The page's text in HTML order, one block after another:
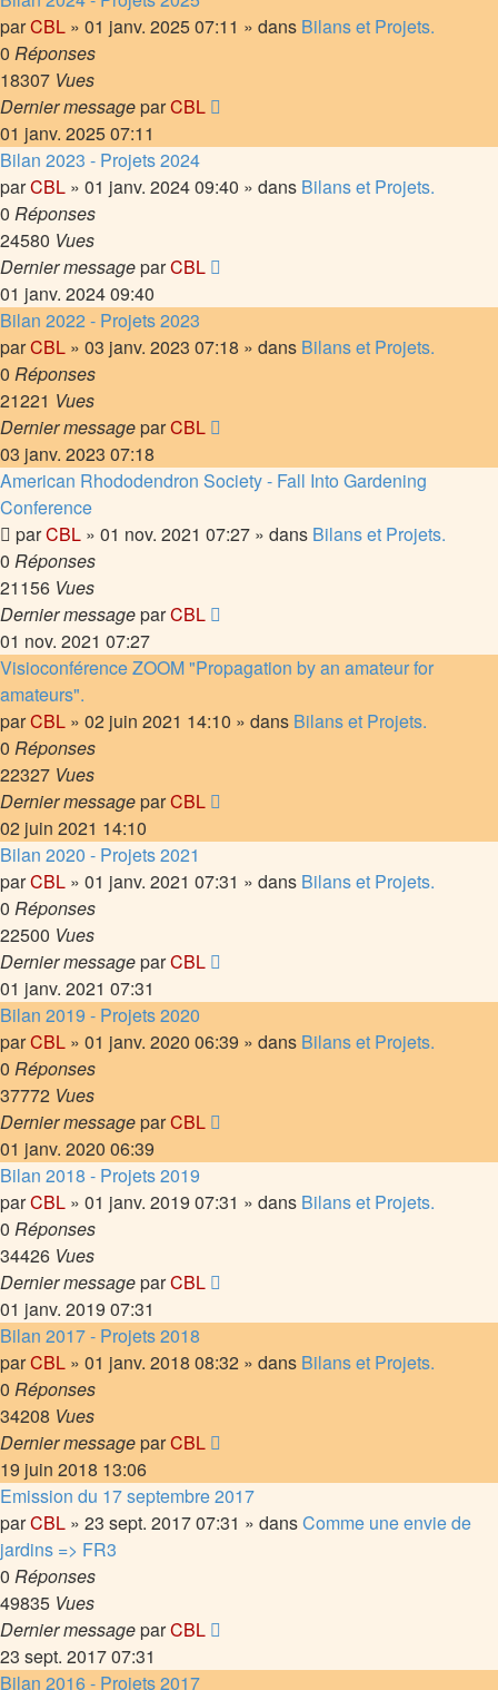
parCBL » 01 janv. 2025 07:11 » dans Bilans et Projets.
0 Réponses
18307 Vues
Dernier messageparCBL
01 janv. 2025 07:11
Bilan 2023 - Projets 2024
parCBL » 01 janv. 2024 09:40 » dans Bilans et Projets.
0 Réponses
24580 Vues
Dernier messageparCBL
01 janv. 2024 09:40
Bilan 2022 - Projets 2023
parCBL » 03 janv. 2023 07:18 » dans Bilans et Projets.
0 Réponses
21221 Vues
Dernier messageparCBL
03 janv. 2023 07:18
American Rhododendron Society - Fall Into Gardening
Conference
parCBL » 01 nov. 2021 07:27 » dans Bilans et Projets.
0 Réponses
21156 Vues
Dernier messageparCBL
01 nov. 2021 07:27
Visioconférence ZOOM "Propagation by an amateur for
amateurs".
parCBL » 02 juin 2021 14:10 » dans Bilans et Projets.
0 Réponses
22327 Vues
Dernier messageparCBL
02 juin 2021 14:10
Bilan 2020 - Projets 2021
parCBL » 01 janv. 2021 07:31 » dans Bilans et Projets.
0 Réponses
22500 Vues
Dernier messageparCBL
01 janv. 2021 07:31
Bilan 2019 - Projets 2020
parCBL » 01 janv. 2020 06:39 » dans Bilans et Projets.
0 Réponses
37772 Vues
Dernier messageparCBL
01 janv. 2020 06:39
Bilan 2018 - Projets 2019
parCBL » 01 janv. 2019 07:31 » dans Bilans et Projets.
0 Réponses
34426 Vues
Dernier messageparCBL
01 janv. 2019 07:31
Bilan 2017 - Projets 2018
parCBL » 01 janv. 2018 08:32 » dans Bilans et Projets.
0 Réponses
34208 Vues
Dernier messageparCBL
19 juin 2018 13:06
Emission du 17 septembre 2017
parCBL » 23 sept. 2017 07:31 » dansComme une envie de
jardins => FR3
0 Réponses
49835 Vues
Dernier messageparCBL
23 sept. 2017 07:31
Bilan 2016 - Projets 2017